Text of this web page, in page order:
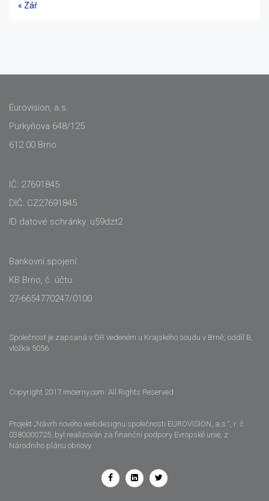
« Zář
Eurovision, a.s.
Purkyňova 648/125
612 00 Brno
IČ: 27691845
DIČ: CZ27691845
ID datové schránky: u59dzt2
Bankovní spojení:
KB Brno, č. účtu:
27-6654770247/0100
Společnost je zapsaná v OR vedeném u Krajského soudu v Brně, oddíl B,
vložka 5056
Copyright 2017 imcerny.com All Rights Reserved
Projekt „Návrh nového webdesignu společnosti EUROVISION, a.s.“, r. č.
0380000725, byl realizován za finanční podpory Evropské unie, z
Národního plánu obnovy.